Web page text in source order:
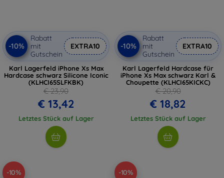
-10%
Rabatt
mit
Gutschein
EXTRA10
Karl Lagerfeld iPhone Xs Max
Hardcase schwarz Silicone Iconic
(KLHCI65SLFKBK)
€ 23,90
€ 13,42
Letztes Stück auf Lager
-10%
Rabatt
mit
Gutschein
EXTRA10
Karl Lagerfeld Hardcase für
iPhone Xs Max schwarz Karl &
Choupette (KLHCI65KICKC)
€ 20,90
€ 18,82
Letztes Stück auf Lager
-10% -10%